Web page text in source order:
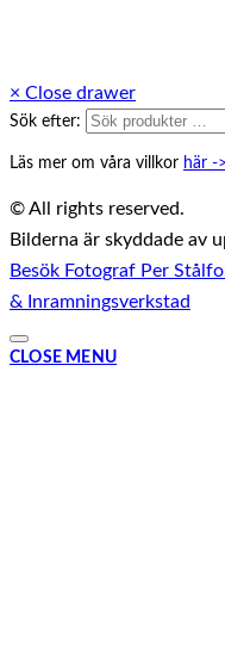
× Close drawer
Sök efter:
Läs mer om våra villkor här ->
© All rights reserved.
Bilderna är skyddade av
Besök Fotograf Per
& Inramningsverkstad
CLOSE MENU